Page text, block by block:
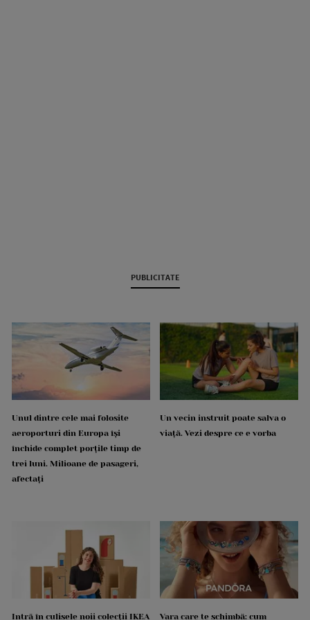
PUBLICITATE
Unul dintre cele mai folosite
aeroporturi din Europa își
închide complet porțile timp de
trei luni. Milioane de pasageri,
afectați
Un vecin instruit poate salva o
viață. Vezi despre ce e vorba
Intră în culisele noii colecții IKEA Vara care te schimbă: cum